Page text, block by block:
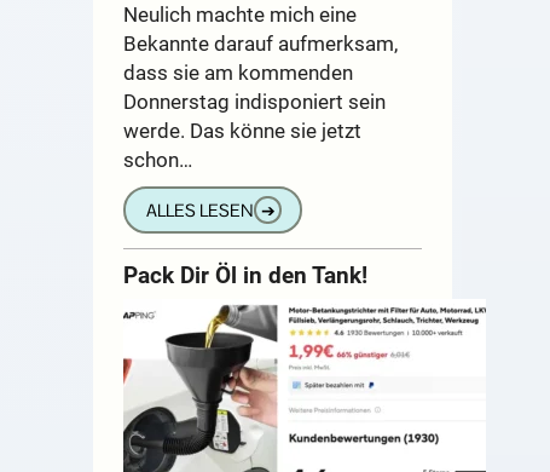
Neulich machte mich eine
Bekannte darauf aufmerksam,
dass sie am kommenden
Donnerstag indisponiert sein
werde. Das könne sie jetzt
schon…
ALLES LESEN ➔
Pack Dir Öl in den Tank!